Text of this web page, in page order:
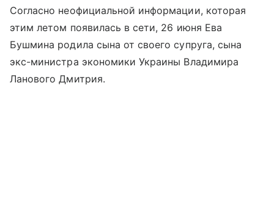
Согласно неофициальной информации, которая
этим летом появилась в сети, 26 июня Ева
Бушмина родила сына от своего супруга, сына
экс-министра экономики Украины Владимира
Ланового Дмитрия.